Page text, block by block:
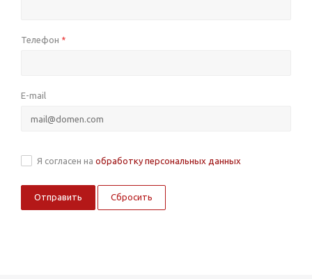
Телефон *
E-mail
Я согласен на обработку персональных данных
Сбросить